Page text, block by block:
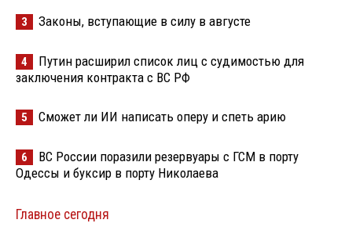
3 Законы, вступающие в силу в августе
4
Путин расширил список лиц с судимостью для
заключения контракта с ВС РФ
5 Сможет ли ИИ написать оперу и спеть арию
6
ВС России поразили резервуары с ГСМ в порту
Одессы и буксир в порту Николаева
Главное сегодня